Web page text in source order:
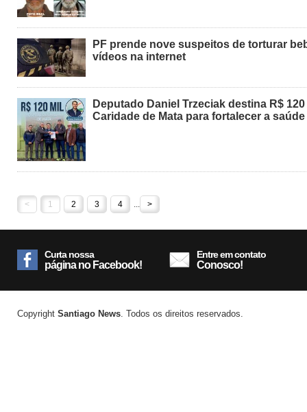
PF prende nove suspeitos de torturar
vídeos na internet
Deputado Daniel Trzeciak destina R$
Caridade de Mata para fortalecer a
< 1 2 3 4 >
Curta nossa
página no Facebook!
Entre em contato
Conosco!
Copyright Santiago News . Todos os direitos reservados.